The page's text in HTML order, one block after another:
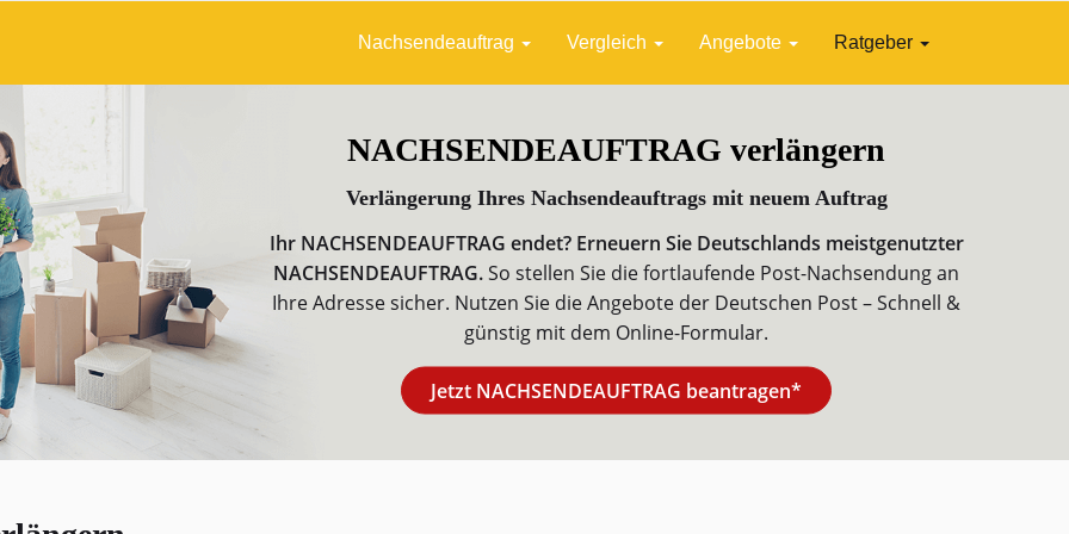
Nachsendeauftrag Vergleich Angebote Ratgeber
NACHSENDEAUFTRAG verlängern
Verlängerung Ihres Nachsendeauftrags mit neuem Auftrag
Ihr NACHSENDEAUFTRAG endet? Erneuern Sie Deutschlands meistgenutzter
NACHSENDEAUFTRAG.So stellen Sie die fortlaufende Post-Nachsendung an
Ihre Adresse sicher. Nutzen Sie die Angebote der Deutschen Post – Schnell &
günstig mit dem Online-Formular.
Jetzt NACHSENDEAUFTRAG beantragen*